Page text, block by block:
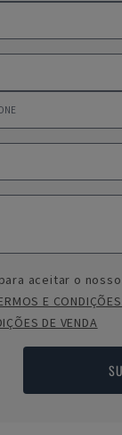
aceitar o nosso
E
DE VENDA